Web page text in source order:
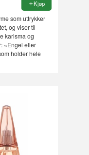
Kjøp
som uttrykker
og viser til
karisma og
«Engel eller
holder hele